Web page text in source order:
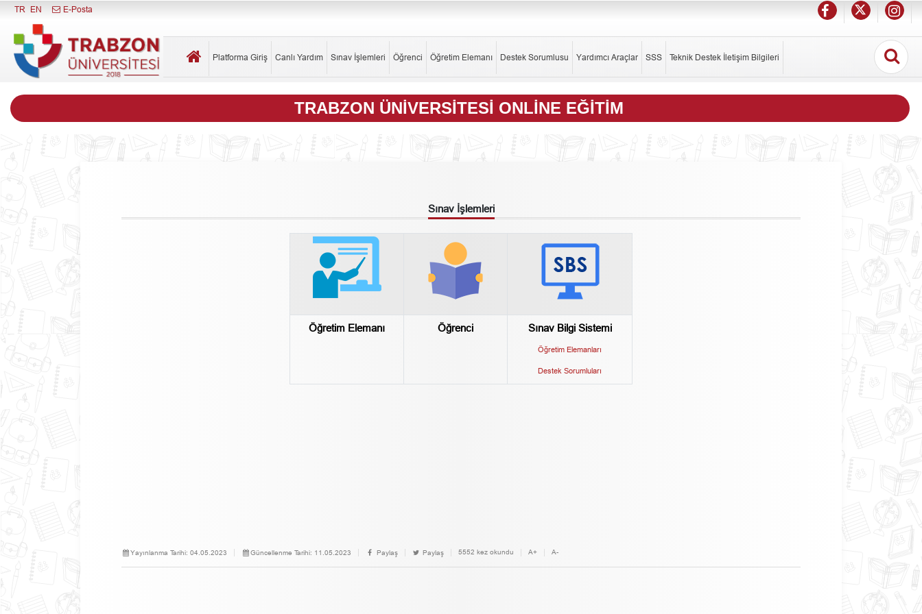
Menüyü Kapat
TR EN E-Posta
Platforma Giriş Canlı Yardım Sınav İşlemleri Öğrenci Öğretim Elemanı Destek Sorumlusu Yardımcı Araçlar SSS Teknik Destek İletişim Bilgileri
TRABZON ÜNIVERSITESI ONLINE EĞITIM
Sınav İşlemleri
Öğretim Elemanı Öğrenci Sınav Bilgi Sistemi
Öğretim Elemanları
Destek Sorumluları
Yayınlanma Tarihi: 04.05.2023 Güncellenme Tarihi: 11.05.2023 Paylaş Paylaş 5552 kez okundu A+ A-